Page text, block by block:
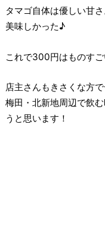
タマゴ自体は優しい甘
美味しかった♪⁡
これで300円はものす
店主さんもきさくな方
梅田・北新地周辺で飲
うと思います！⁡